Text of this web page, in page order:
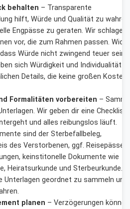
behalten – Transparente
hilft, Würde und Qualität zu
Engpässe zu geraten. Wir schlagen
vor, die zum Rahmen passen.
Würde nicht zwingend teuer sein
sich Würdigkeit und Individualität
Details, die keine großen Kosten
Formalitäten vorbereiten –
Wir geben dir eine
und alles reibungslos läuft.
sind der Sterbefallbeleg,
des Verstorbenen, ggf. Reisepässe
keinstitonelle Dokumente wie
Heiratsurkunde und Sterbeurkunde.
Unterlagen geordnet zu sammeln und
planen – Verzögerungen können